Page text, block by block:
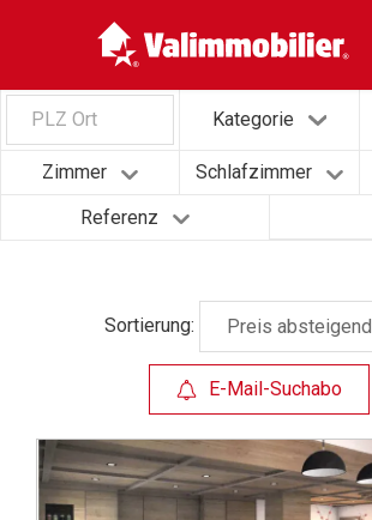
Kategorie
PLZ Ort
Zimmer Schlafzimmer
Referenz
Sortierung: Preis absteigend
E-Mail-Suchabo